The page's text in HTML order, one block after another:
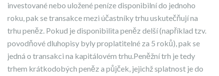
investované nebo uložené peníze disponibilní do jednoho
roku, pak se transakce mezi účastníky trhu uskutečňují na
trhu peněz. Pokud je disponibilita peněz delší (například tzv.
povodňové dluhopisy byly proplatitelné za 5 roků), pak se
jedná o transakci na kapitálovém trhu.Peněžní trh je tedy
trhem krátkodobých peněz a půjček, jejichž splatnost je do